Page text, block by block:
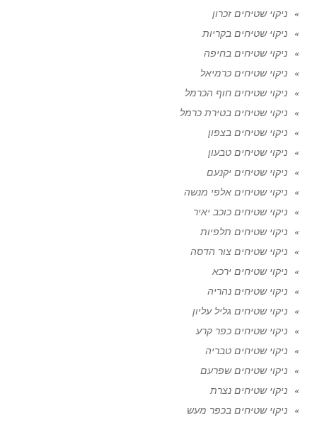
ניקוי שטיחים זכרון
ניקוי שטיחים בקריות
ניקוי שטיחים בחיפה
ניקוי שטיחים כרמיאל
ניקוי שטיחים חוף הכרמל
ניקוי שטיחים בטירת כרמל
ניקוי שטיחים בצפון
ניקוי שטיחים טבעון
ניקוי שטיחים יקנעם
ניקוי שטיחים אלפי מנשה
ניקוי שטיחים כוכב יאיר
ניקוי שטיחים תלפיות
ניקוי שטיחים צור הדסה
ניקוי שטיחים ירכא
ניקוי שטיחים נהריה
ניקוי שטיחים גליל עליון
ניקוי שטיחים כפר קרע
ניקוי שטיחים טבריה
ניקוי שטיחים שפרעם
ניקוי שטיחים נצרת
ניקוי שטיחים בכפר מעש